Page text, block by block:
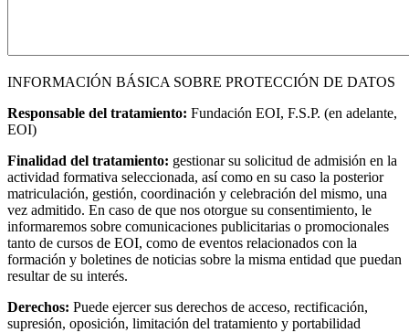
INFORMACIÓN BÁSICA SOBRE PROTECCIÓN DE DATOS
Responsable del tratamiento: Fundación EOI, F.S.P. (en adelante,
EOI)
Finalidad del tratamiento: gestionar su solicitud de admisión en la
actividad formativa seleccionada, así como en su caso la posterior
matriculación, gestión, coordinación y celebración del mismo, una
vez admitido. En caso de que nos otorgue su consentimiento, le
informaremos sobre comunicaciones publicitarias o promocionales
tanto de cursos de EOI, como de eventos relacionados con la
formación y boletines de noticias sobre la misma entidad que puedan
resultar de su interés.
Derechos: Puede ejercer sus derechos de acceso, rectificación,
supresión, oposición, limitación del tratamiento y portabilidad